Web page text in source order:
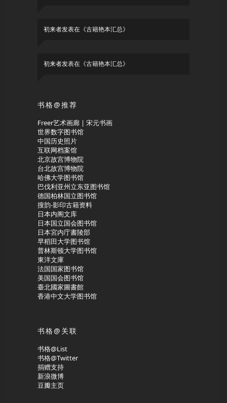
初来者发表在《古籍艳本汇总》
初来者发表在《古籍艳本汇总》
书格@推荐
Freer艺术画廊 | 宋元书画
世界数字图书馆
中国历史照片
互联网档案馆
北京故宫博物院
台北故宫博物院
哈佛大学图书馆
巴伐利亚州立东亚图书馆
德国柏林国立图书馆
搜韵-影印古籍资料
日本内阁文库
日本国立国会图书馆
日本宮内庁書陵部
早稻田大学图书馆
普林斯顿大学图书馆
東洋文庫
法国国家图书馆
美国国会图书馆
臺北國家圖書館
香港中文大学图书馆
书格@关联
书格@List
书格@Twitter
捐赠支持
新浪微博
豆瓣主页